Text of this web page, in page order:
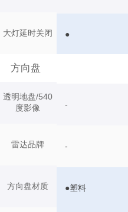
大灯延时关闭
方向盘
透明地盘/540
度影像
雷达品牌
方向盘材质
●
-
-
●塑料